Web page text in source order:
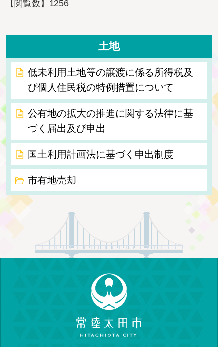
【閲覧数】 1256
土地
低未利用土地等の譲渡に係る所得税及
び個人住民税の特例措置について
公有地の拡大の推進に関する法律に基
づく届出及び申出
国土利用計画法に基づく申出制度
市有地売却